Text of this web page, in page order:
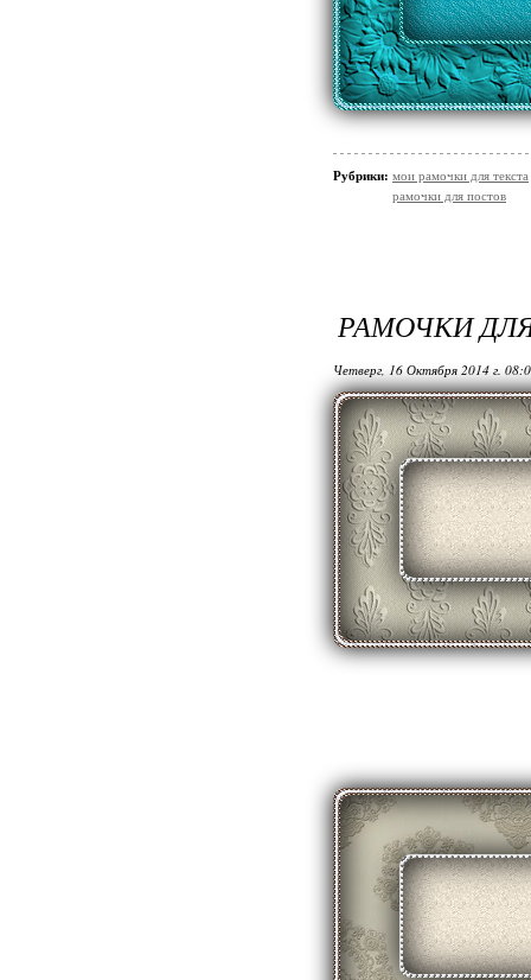
Рубрики: мои рамочки для текста
рамочки для постов
РАМОЧКИ
Четверг, 16 Октября 2014 г.